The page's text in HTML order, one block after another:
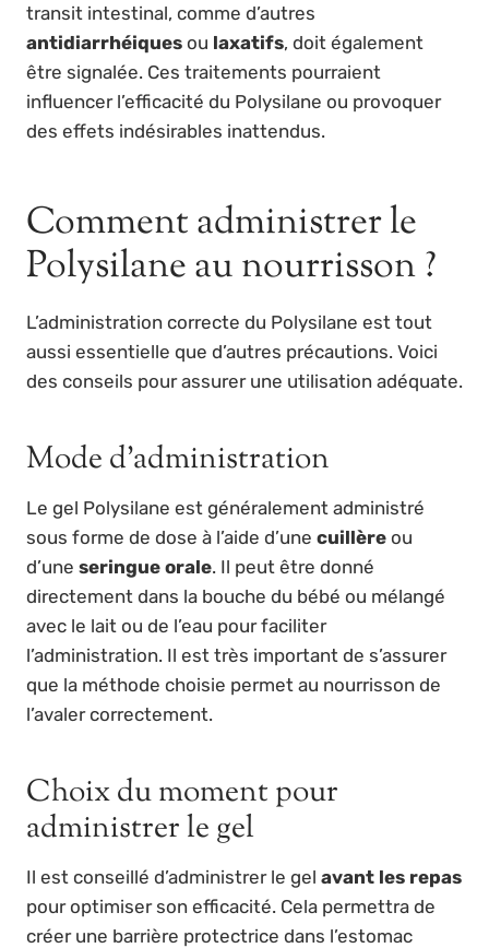
transit intestinal, comme d’autres
antidiarrhéiques ou laxatifs, doit également
être signalée. Ces traitements pourraient
influencer l’efficacité du Polysilane ou provoquer
des effets indésirables inattendus.
Comment administrer le
Polysilane au nourrisson ?
L’administration correcte du Polysilane est tout
aussi essentielle que d’autres précautions. Voici
des conseils pour assurer une utilisation adéquate.
Mode d’administration
Le gel Polysilane est généralement administré
sous forme de dose à l’aide d’une cuillère ou
d’une seringue orale. Il peut être donné
directement dans la bouche du bébé ou mélangé
avec le lait ou de l’eau pour faciliter
l’administration. Il est très important de s’assurer
que la méthode choisie permet au nourrisson de
l’avaler correctement.
Choix du moment pour
administrer le gel
Il est conseillé d’administrer le gel avant les repas
pour optimiser son efficacité. Cela permettra de
créer une barrière protectrice dans l’estomac